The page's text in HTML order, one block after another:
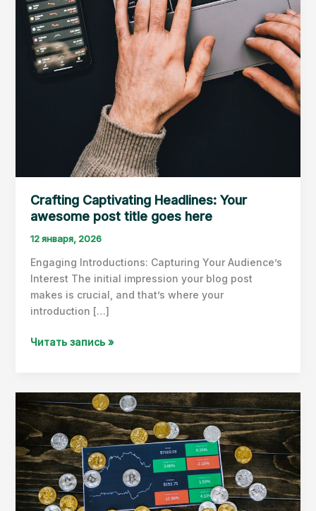
Crafting Captivating Headlines: Your
awesome post title goes here
12 января, 2026
Engaging Introductions: Capturing Your Audience’s
Interest The initial impression your blog post
makes is crucial, and that’s where your
introduction […]
Crafting
Your
awesome
post
title
goes
here
Читать запись »